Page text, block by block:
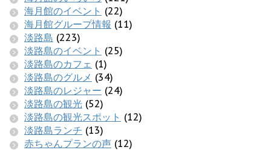
海月館のイベント (22)
海月館グループ情報 (11)
淡路島 (223)
淡路島のイベント (25)
淡路島のカフェ (1)
淡路島のグルメ (34)
淡路島のレジャー (24)
淡路島の観光 (52)
淡路島の観光スポット (12)
淡路島ランチ (13)
赤ちゃんプランの声 (12)